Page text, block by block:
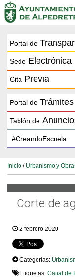
Portal de
Sede Electrónica
Cita Previa
Portal de Trámites
Tablón de
Inicio / Urbanismo y
Corte de
2 febrero 2020
Categorías:
Etiquetas: Canal de